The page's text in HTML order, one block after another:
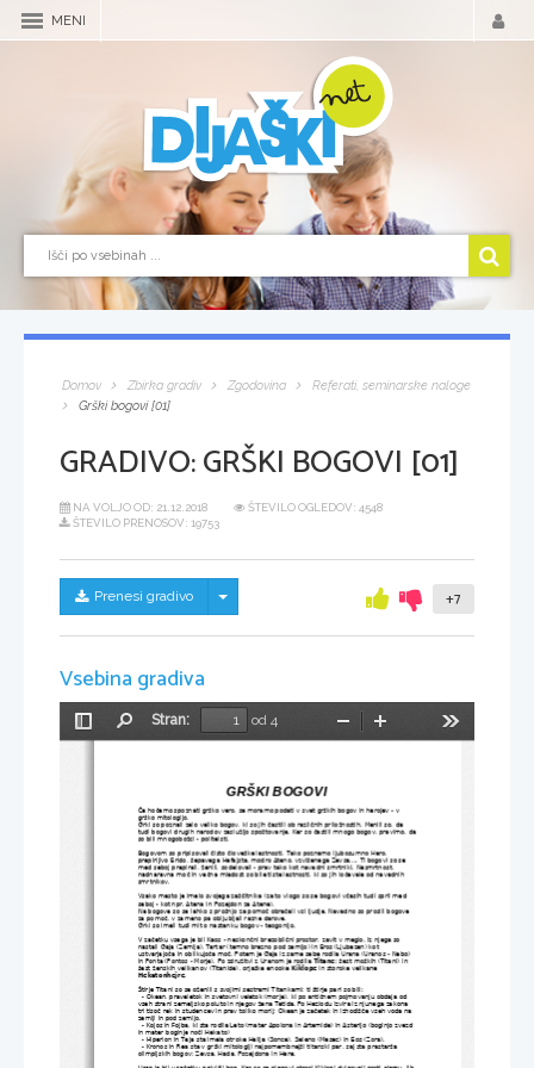
MENI
Domov Zbirka gradiv Zgodovina
Referati, seminarske naloge
Grški bogovi [01]
GRADIVO:GRŠKI BOGOVI [01]
NA VOLJO OD: 21.12.2018
ŠTEVILO OGLEDOV: 4548
ŠTEVILO PRENOSOV: 19753
Prenesi gradivo Skrij/prikaži meni +7
Vsebina gradiva
Preklopi
Stran:
od 4
Pomanjšaj
GRŠKI BOGOVI
Če hočemo spoznati grško vero, se moramo podati v svet grških bogov in herojev - v
grško mitologijo.
Grki so poznali zelo veliko bogov, ki so jih častili ob različnih priložnostih. Menili so, da
tudi bogovi drugih narodov zaslužijo spoštovanje. Ker so častili mnogo bogov, pravimo, da
so bili mnogobožci - politeisti.
Bogovom so pripisovali čisto človeške lastnosti. Tako poznamo ljubosumno Hero,
prepirljivo Erido, šepavega Hefajsta, modro Ateno, vzvišenega Zevsa,... Ti bogovi so se
med seboj prepirali, ženili, sodelovali - prav tako kot navadni smrtniki. Nesmrtnost,
nadnaravna moč in večna mladost so bile tiste lastnosti, ki so jih ločevale od navadnih
smrtnikov.
Vsako mesto je imelo svojega zaščitnika (za to vlogo so se bogovi včasih tudi sprli med
seboj - kot npr. Atena in Pozejdon za Atene).
Na bogove so se lahko s prošnjo za pomoč obračali vsi ljudje. Navadno so prosili bogove
za pomoč, v zameno pa obljubljali razne darove.
Grki so imeli tudi mit o nastanku bogov - teogonijo.
V začetku vsega je bil Kaos - neskončni brezoblični prostor, zavit v meglo. Iz njega so
nastali Gaja (Zemlja), Tartar (temno brezno pod zemljo) in Eros (Ljubezen) kot
ustvarjajoča in oblikujoča moč. Potem je Gaja iz same sebe rodila Urana (Uranos - Nebo)
in Ponta (Pontos - Morje). Po združitvi z Uranom je rodila Titane: šest moških (Titani) in
šest ženskih velikanov (Titanide), orjaške enooke Kiklope in storoke velikane
Hekatonhejre
Štirje Titani so se oženili s svojimi sestrami Titankami; ti štirje pari so bili:
  - Okean, praveletok in svetovni veletok (morje), ki po antičnem pojmovanju obdaja od
vseh strani zemeljsko poluto in njegov žena Tetida. Po Heziodu izvira iz njunega zakona
tri tisoč rek in studencev in prav toliko morij; Okean je začetek in izhodišče vseh voda na
zemlji in pod zemljo.
  - Kojos in Fojba, ki sta rodila Leto (mater Apolona in Artemide) in Asterijo (boginjo zvezd
in mater boginje noči Hekato)
  - Hiperion in Teja sta imela otroke Helija (Sonce), Seleno (Mesec) in Eos (Zora).
  - Kronos in Rea sta v grški mitologiji najpomembnejši titanski par, saj sta prastarša
olimpijskih bogov: Zevsa, Hada, Pozejdona in Here.